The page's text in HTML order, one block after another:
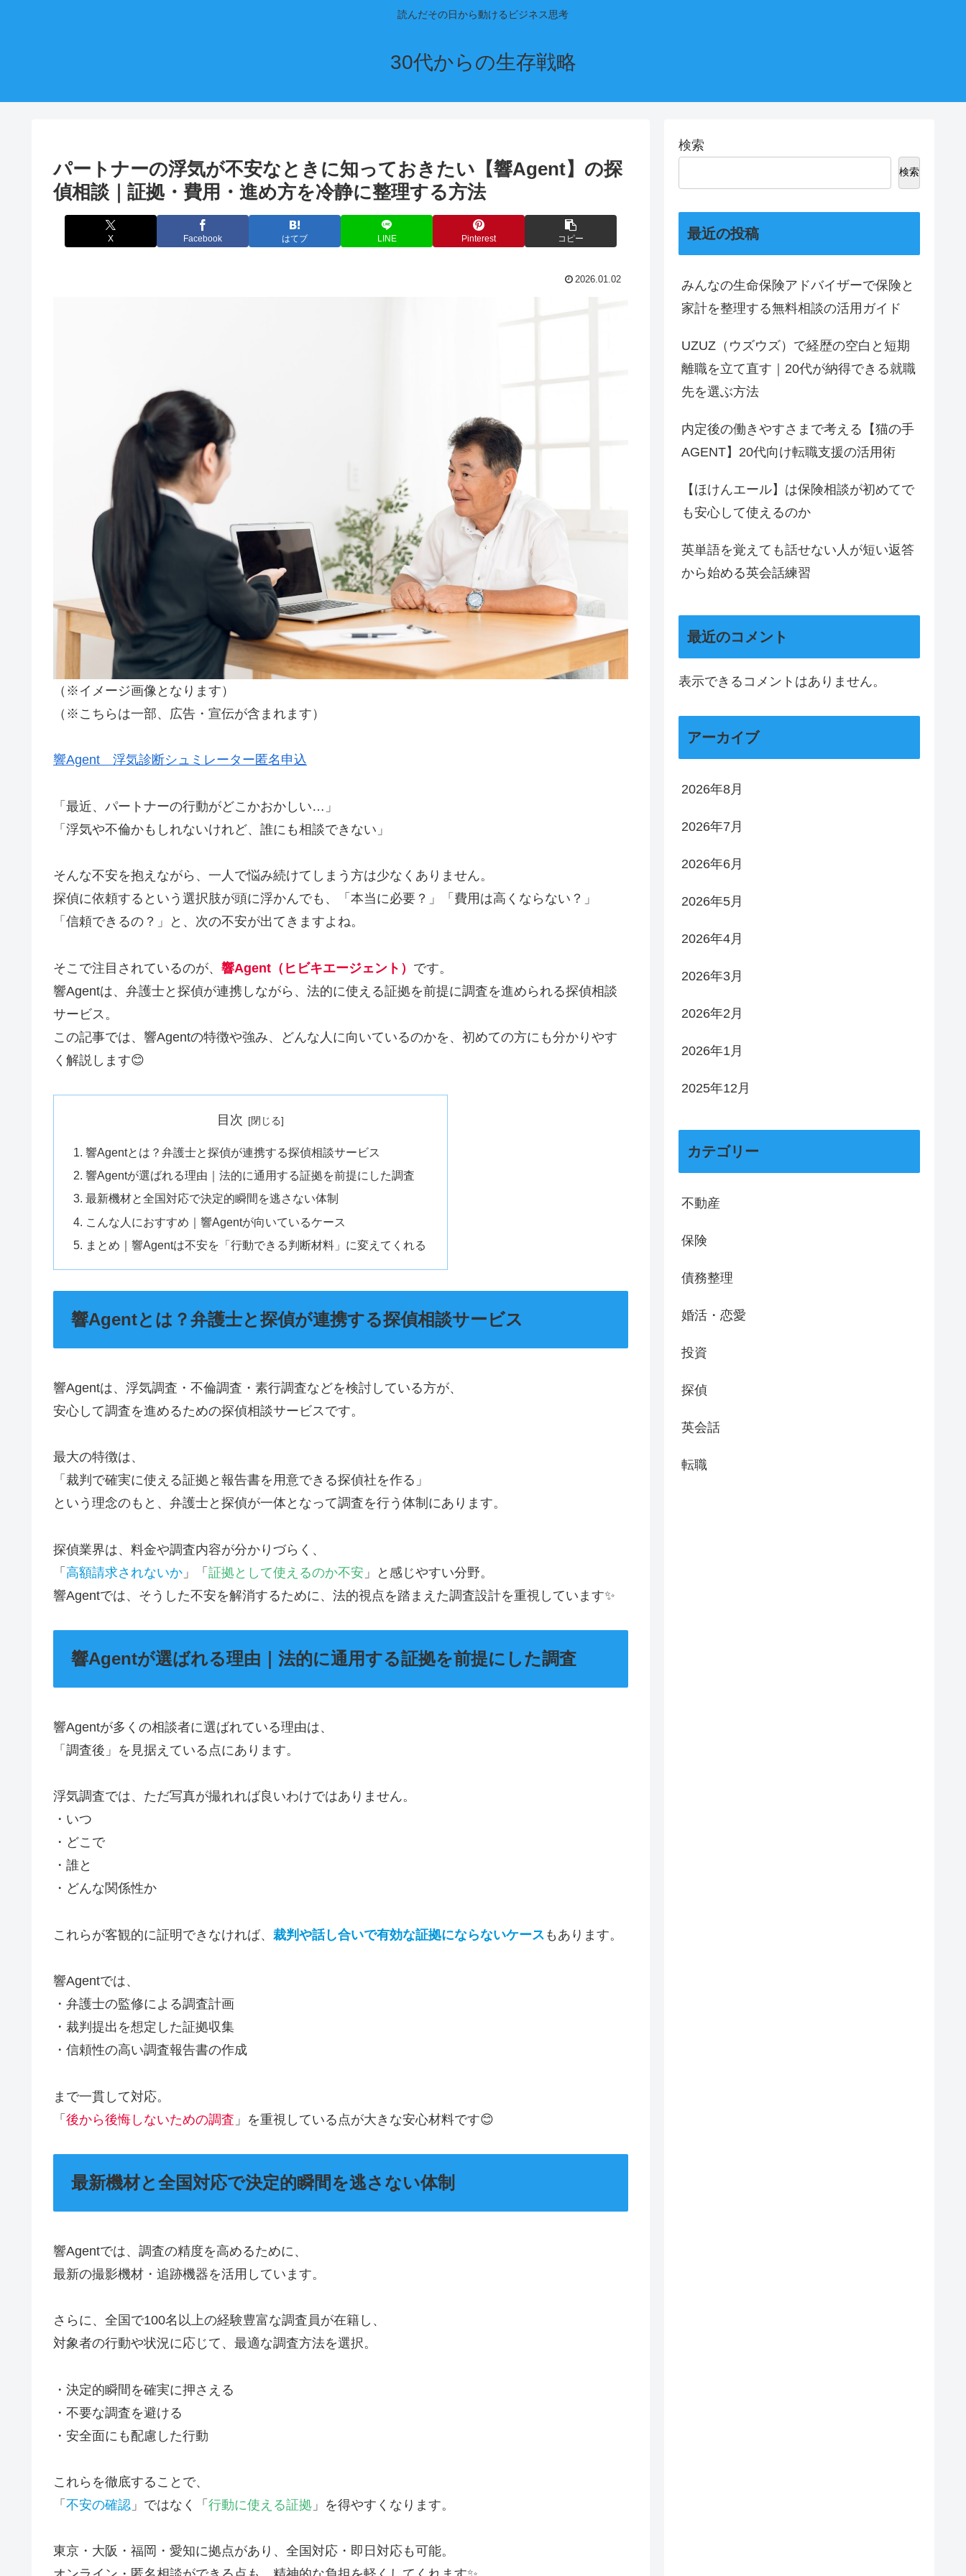
読んだその日から動けるビジネス思考
30代からの生存戦略
パートナーの浮気が不安なときに知っておきたい【響Agent】の探
偵相談｜証拠・費用・進め方を冷静に整理する方法
X Facebook はてブ LINE Pinterest コピー
2026.01.02
（※イメージ画像となります）
（※こちらは一部、広告・宣伝が含まれます）
響Agent 浮気診断シュミレーター匿名申込
「最近、パートナーの行動がどこかおかしい…」
「浮気や不倫かもしれないけれど、誰にも相談できない」
そんな不安を抱えながら、一人で悩み続けてしまう方は少なくありません。
探偵に依頼するという選択肢が頭に浮かんでも、「本当に必要？」「費用は高くならない？」
「信頼できるの？」と、次の不安が出てきますよね。
そこで注目されているのが、響Agent（ヒビキエージェント） です。
響Agentは、弁護士と探偵が連携しながら、法的に使える証拠を前提に調査を進められる探偵相談
サービス。
この記事では、響Agentの特徴や強み、どんな人に向いているのかを、初めての方にも分かりやす
く解説します😊
目次
響Agentとは？弁護士と探偵が連携する探偵相談サービス
響Agentが選ばれる理由｜法的に通用する証拠を前提にした調査
最新機材と全国対応で決定的瞬間を逃さない体制
こんな人におすすめ｜響Agentが向いているケース
まとめ｜響Agentは不安を「行動できる判断材料」に変えてくれる
響Agentとは？弁護士と探偵が連携する探偵相談サービス
響Agentは、浮気調査・不倫調査・素行調査などを検討している方が、
安心して調査を進めるための探偵相談サービスです。
最大の特徴は、
「裁判で確実に使える証拠と報告書を用意できる探偵社を作る」
という理念のもと、弁護士と探偵が一体となって調査を行う体制にあります。
探偵業界は、料金や調査内容が分かりづらく、
「 高額請求されないか 」「 証拠として使えるのか不安 」と感じやすい分野。
響Agentでは、そうした不安を解消するために、法的視点を踏まえた調査設計を重視しています✨
響Agentが選ばれる理由｜法的に通用する証拠を前提にした調査
響Agentが多くの相談者に選ばれている理由は、
「調査後」を見据えている点にあります。
浮気調査では、ただ写真が撮れれば良いわけではありません。
・いつ
・どこで
・誰と
・どんな関係性か
これらが客観的に証明できなければ、 裁判や話し合いで有効な証拠にならないケース もあります。
響Agentでは、
・弁護士の監修による調査計画
・裁判提出を想定した証拠収集
・信頼性の高い調査報告書の作成
まで一貫して対応。
「 後から後悔しないための調査 」を重視している点が大きな安心材料です😊
最新機材と全国対応で決定的瞬間を逃さない体制
響Agentでは、調査の精度を高めるために、
最新の撮影機材・追跡機器を活用しています。
さらに、全国で100名以上の経験豊富な調査員が在籍し、
対象者の行動や状況に応じて、最適な調査方法を選択。
・決定的瞬間を確実に押さえる
・不要な調査を避ける
・安全面にも配慮した行動
これらを徹底することで、
「 不安の確認 」ではなく「 行動に使える証拠 」を得やすくなります。
東京・大阪・福岡・愛知に拠点があり、全国対応・即日対応も可能。
検索
検索
最近の投稿
みんなの生命保険アドバイザーで保険と
家計を整理する無料相談の活用ガイド
UZUZ（ウズウズ）で経歴の空白と短期
離職を立て直す｜20代が納得できる就職
先を選ぶ方法
内定後の働きやすさまで考える【猫の手
AGENT】20代向け転職支援の活用術
【ほけんエール】は保険相談が初めてで
も安心して使えるのか
英単語を覚えても話せない人が短い返答
から始める英会話練習
最近のコメント
表示できるコメントはありません。
アーカイブ
2026年8月
2026年7月
2026年6月
2026年5月
2026年4月
2026年3月
2026年2月
2026年1月
2025年12月
カテゴリー
不動産
保険
債務整理
婚活・恋愛
投資
探偵
英会話
転職